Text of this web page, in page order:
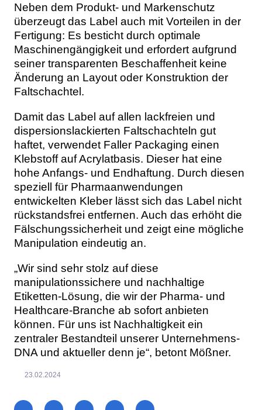
Neben dem Produkt- und Markenschutz
überzeugt das Label auch mit Vorteilen in der
Fertigung: Es besticht durch optimale
Maschinengängigkeit und erfordert aufgrund
seiner transparenten Beschaffenheit keine
Änderung an Layout oder Konstruktion der
Faltschachtel.
Damit das Label auf allen lackfreien und
dispersionslackierten Faltschachteln gut
haftet, verwendet Faller Packaging einen
Klebstoff auf Acrylatbasis. Dieser hat eine
hohe Anfangs- und Endhaftung. Durch diesen
speziell für Pharmaanwendungen
entwickelten Kleber lässt sich das Label nicht
rückstandsfrei entfernen. Auch das erhöht die
Fälschungssicherheit und zeigt eine mögliche
Manipulation eindeutig an.
„Wir sind sehr stolz auf diese
manipulationssichere und nachhaltige
Etiketten-Lösung, die wir der Pharma- und
Healthcare-Branche ab sofort anbieten
können. Für uns ist Nachhaltigkeit ein
zentraler Bestandteil unserer Unternehmens-
DNA und aktueller denn je“, betont Mößner.
23.02.2024